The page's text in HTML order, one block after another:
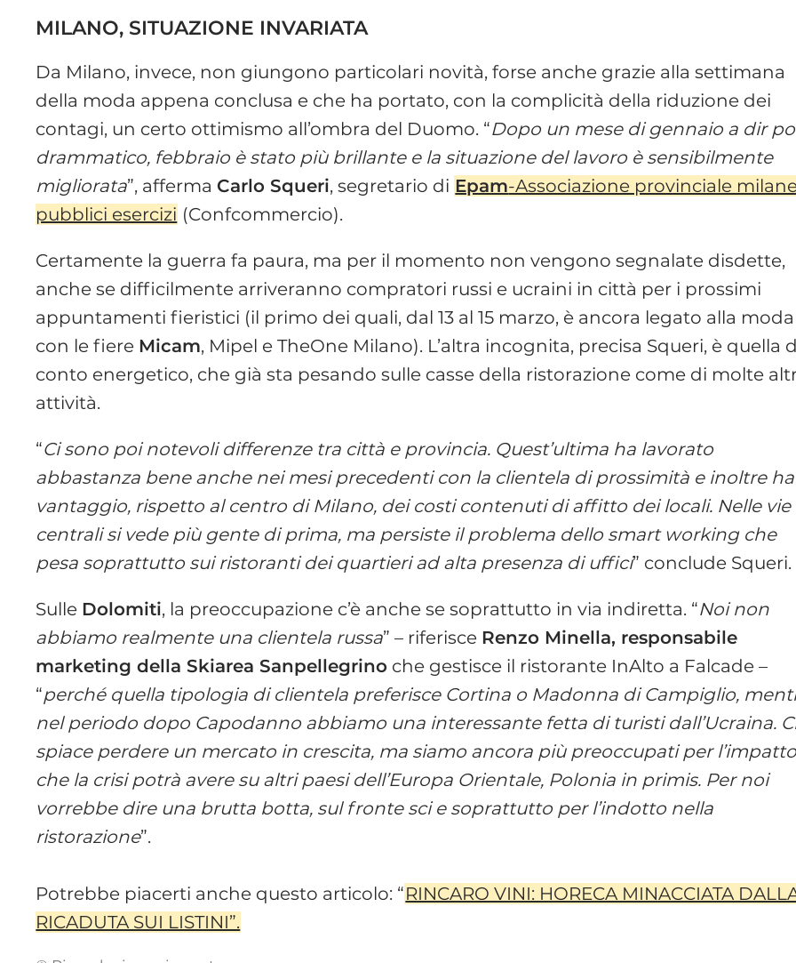
MILANO, SITUAZIONE INVARIATA
Da Milano, invece, non giungono particolari novità, forse anche grazie alla settimana
della moda appena conclusa e che ha portato, con la complicità della riduzione dei
contagi, un certo ottimismo all’ombra del Duomo. “Dopo un mese di gennaio a dir
drammatico, febbraio è stato più brillante e la situazione del lavoro è sensibilmente
migliorata”, afferma Carlo Squeri, segretario di Epam-Associazione provinciale
pubblici esercizi (Confcommercio).
Certamente la guerra fa paura, ma per il momento non vengono segnalate disdette,
anche se difficilmente arriveranno compratori russi e ucraini in città per i prossimi
appuntamenti fieristici (il primo dei quali, dal 13 al 15 marzo, è ancora legato alla moda
con le fiere Micam, Mipel e TheOne Milano). L’altra incognita, precisa Squeri, è quella
conto energetico, che già sta pesando sulle casse della ristorazione come di molte
attività.
“Ci sono poi notevoli differenze tra città e provincia. Quest’ultima ha lavorato
abbastanza bene anche nei mesi precedenti con la clientela di prossimità e inoltre
vantaggio, rispetto al centro di Milano, dei costi contenuti di affitto dei locali. Nelle vie
centrali si vede più gente di prima, ma persiste il problema dello smart working che
pesa soprattutto sui ristoranti dei quartieri ad alta presenza di uffici” conclude Squeri.
Sulle Dolomiti, la preoccupazione c’è anche se soprattutto in via indiretta. “Noi non
abbiamo realmente una clientela russa” – riferisce Renzo Minella, responsabile
marketing della Skiarea Sanpellegrino che gestisce il ristorante InAlto a Falcade –
“perché quella tipologia di clientela preferisce Cortina o Madonna di Campiglio,
nel periodo dopo Capodanno abbiamo una interessante fetta di turisti dall’Ucraina.
spiace perdere un mercato in crescita, ma siamo ancora più preoccupati per
che la crisi potrà avere su altri paesi dell’Europa Orientale, Polonia in primis. Per noi
vorrebbe dire una brutta botta, sul fronte sci e soprattutto per l’indotto nella
ristorazione”.
Potrebbe piacerti anche questo articolo: “RINCARO VINI: HORECA MINACCIATA
RICADUTA SUI LISTINI”.